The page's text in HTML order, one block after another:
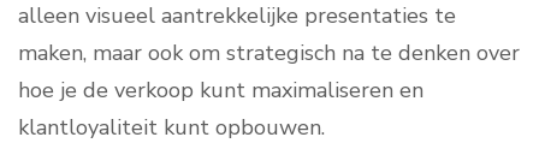
alleen visueel aantrekkelijke presentaties te
maken, maar ook om strategisch na te denken over
hoe je de verkoop kunt maximaliseren en
klantloyaliteit kunt opbouwen.